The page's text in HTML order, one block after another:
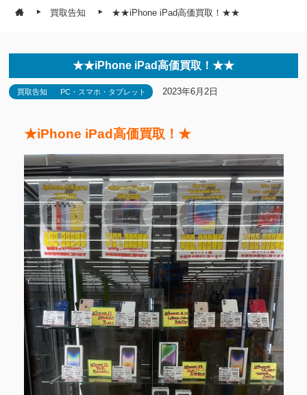
買取告知 ★★iPhone iPad高価買取！★★
★★iPhone iPad高価買取！★★
買取告知 PC・スマホ・タブレット 2023年6月2日
★iPhone iPad高価買取！★